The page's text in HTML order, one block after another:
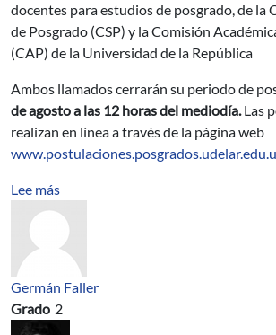
docentes para estudios de posgrado, de la
de Posgrado (CSP) y la Comisión
(CAP) de la Universidad de la República
Ambos llamados cerrarán su periodo de
de agosto a las 12 horas del mediodía.Las
realizan en línea a través de la página web
Lee mássobre Materiales de envase y
Germán Faller
Grado 2